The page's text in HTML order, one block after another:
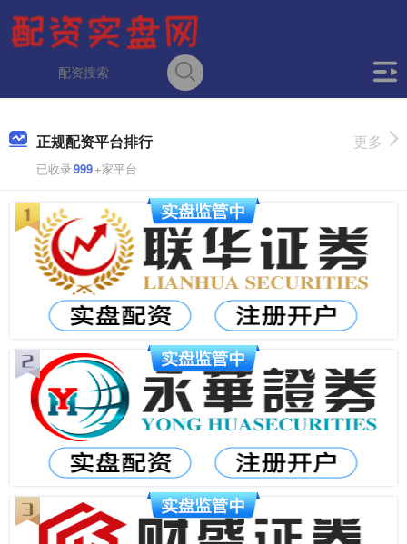
正规配资平台排行
已收录999+家平台
更多